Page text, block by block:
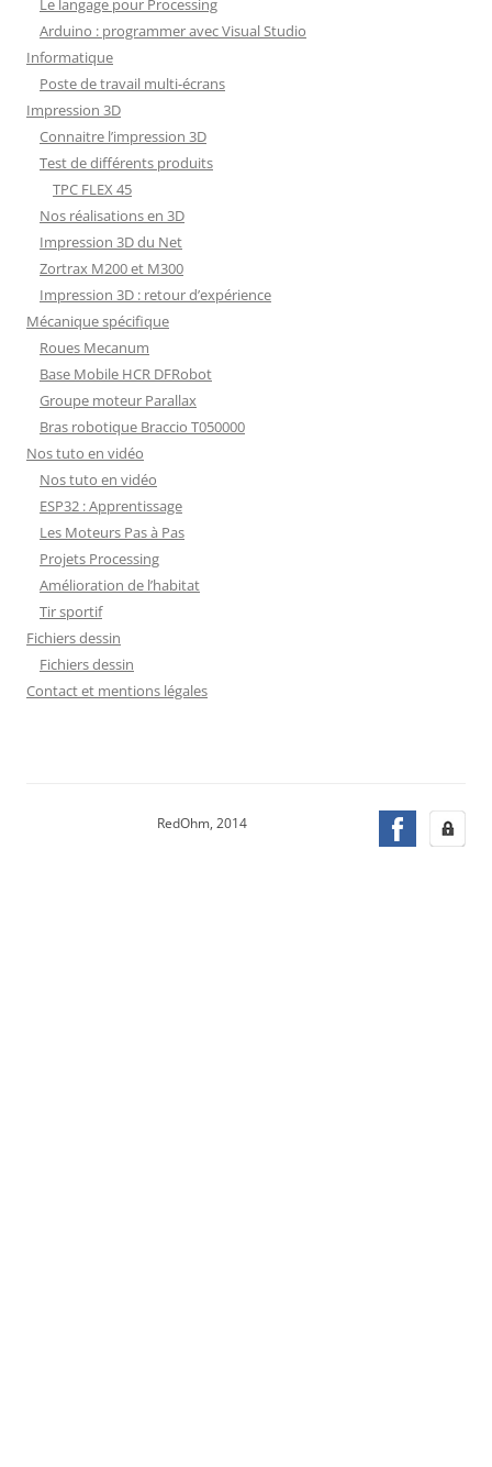
Le langage pour Processing
Arduino : programmer avec Visual Studio
Informatique
Poste de travail multi-écrans
Impression 3D
Connaitre l’impression 3D
Test de différents produits
TPC FLEX 45
Nos réalisations en 3D
Impression 3D du Net
Zortrax M200 et M300
Impression 3D : retour d’expérience
Mécanique spécifique
Roues Mecanum
Base Mobile HCR DFRobot
Groupe moteur Parallax
Bras robotique Braccio T050000
Nos tuto en vidéo
Nos tuto en vidéo
ESP32 : Apprentissage
Les Moteurs Pas à Pas
Projets Processing
Amélioration de l’habitat
Tir sportif
Fichiers dessin
Fichiers dessin
Contact et mentions légales
RedOhm, 2014